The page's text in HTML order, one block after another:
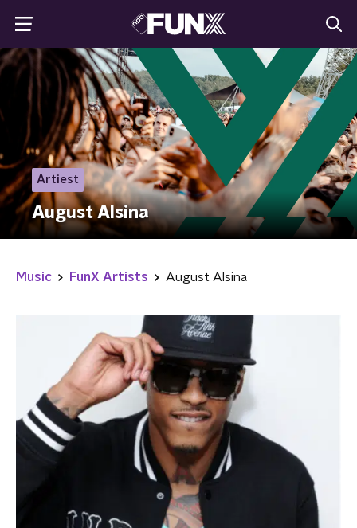
Artiest
August Alsina
Music FunX Artists August Alsina